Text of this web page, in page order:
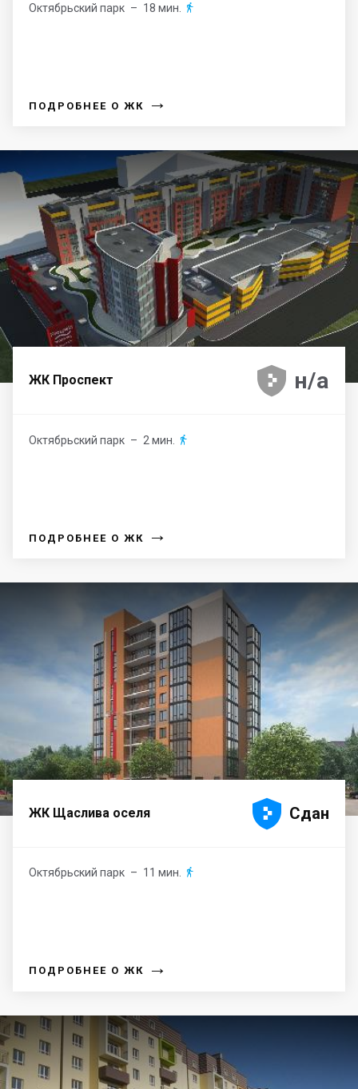
Октябрьский парк – 18 мин. 
ПОДРОБНЕЕ О ЖК →
ЖК Проспект 



 н/а
Октябрьский парк – 2 мин. 
ПОДРОБНЕЕ О ЖК →
ЖК Щаслива оселя 



 Сдан
Октябрьский парк – 11 мин. 
ПОДРОБНЕЕ О ЖК →